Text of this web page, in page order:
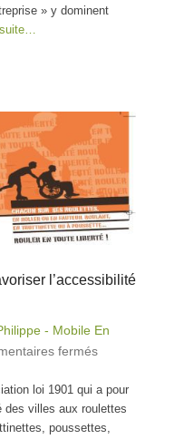
» y dominent
l’accessibilité
- Mobile En
fermés
pour
favoriser
l’accessibilité
loi 1901 qui a pour
des villes aux roulettes
poussettes,